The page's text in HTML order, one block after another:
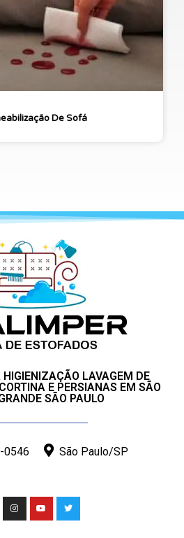
De Sofá
LAVAGEM DE
E PERSIANAS EM SÃO
SÃO PAULO
0546 São Paulo/SP